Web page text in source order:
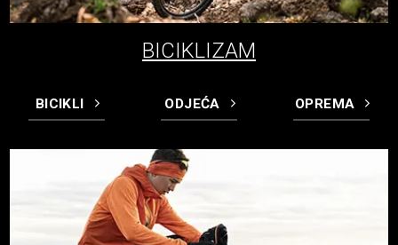
BICIKLIZAM
BICIKLI ODJEĆA OPREMA